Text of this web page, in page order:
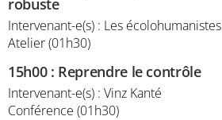
Intervenant-e(s) : Les écolohumanistes
Atelier (01h30)
15h00: Reprendre le contrôle
Intervenant-e(s) : Vinz Kanté
Conférence (01h30)